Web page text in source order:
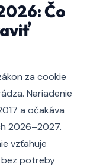
Čo
za cookie
Nariadenie
a očakáva
2026–2027.
vzťahuje
bez potreby